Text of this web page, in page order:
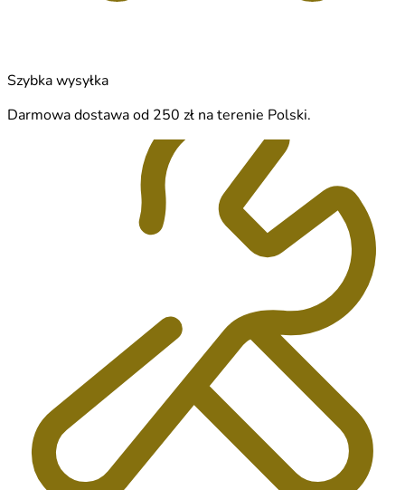
Szybka wysyłka
Darmowa dostawa od 250 zł na terenie Polski.